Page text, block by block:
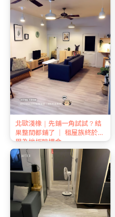
北歐淺橡｜先鋪一角試試？結
果整間都鋪了 ｜ 租屋族終於不
用為地板賠押金